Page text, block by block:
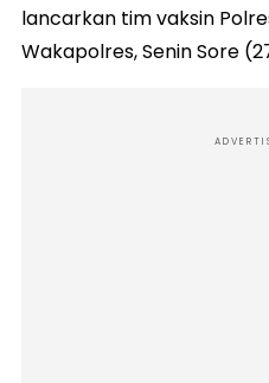
lancarkan tim vaksin
Wakapolres, Senin Sore